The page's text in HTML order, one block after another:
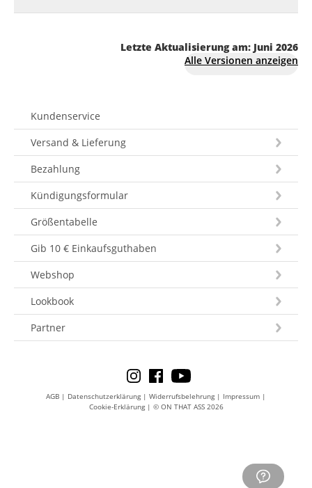
Letzte Aktualisierung am: Juni 2026
Alle Versionen anzeigen
Kundenservice
Versand & Lieferung
Bezahlung
Kündigungsformular
Größentabelle
Gib 10 € Einkaufsguthaben
Webshop
Lookbook
Partner
AGB | Datenschutzerklärung | Widerrufsbelehrung | Impressum |
Cookie-Erklärung| © ON THAT ASS 2026